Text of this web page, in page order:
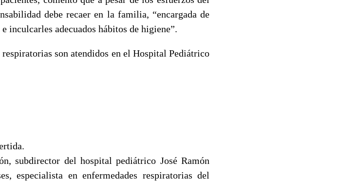
debe recaer en la familia, “encargada de
inculcarles adecuados hábitos de higiene”.
son atendidos en el Hospital Pediátrico
subdirector del hospital pediátrico José Ramón
especialista en enfermedades respiratorias del